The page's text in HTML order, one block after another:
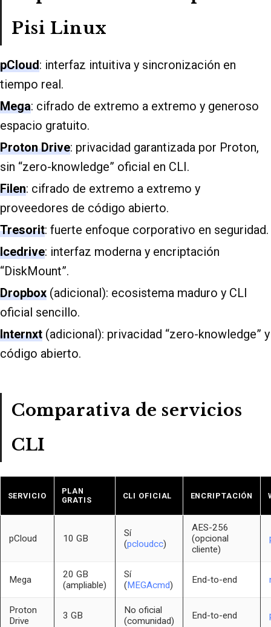
Pisi Linux
pCloud: interfaz intuitiva y sincronización en
tiempo real.
Mega: cifrado de extremo a extremo y generoso
espacio gratuito.
Proton Drive: privacidad garantizada por Proton,
sin “zero-knowledge” oficial en CLI.
Filen: cifrado de extremo a extremo y
proveedores de código abierto.
Tresorit: fuerte enfoque corporativo en seguridad.
Icedrive: interfaz moderna y encriptación
“DiskMount”.
Dropbox (adicional): ecosistema maduro y CLI
oficial sencillo.
Internxt (adicional): privacidad “zero-knowledge” y
código abierto.
Comparativa de servicios
CLI
SERVICIO
PLAN
GRATIS
CLI OFICIAL ENCRIPTACIÓN
pCloud 10 GB
Sí
(pcloudcc)
AES-256
(opcional
cliente)
Mega
20 GB
(ampliable)
Sí
(MEGAcmd) End-to-end
Proton
Drive
3 GB
No oficial
(comunidad)
End-to-end